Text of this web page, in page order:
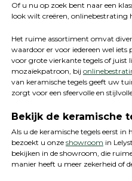
Of u nu op zoek bent naar een
look wilt creëren, onlinebestrating
Het ruime assortiment omvat
waardoor er voor iedereen wel iets
voor grote vierkante tegels of juist
mozaïekpatroon, bij
van keramische tegels geeft uw
zorgt voor een sfeervolle en
Bekijk de keramische
Als u de keramische tegels eerst
bezoekt u onze showroom in
bekijken in de showroom, die
manier heeft u meer zekerheid of